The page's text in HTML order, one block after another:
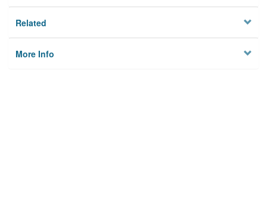
Related
More Info